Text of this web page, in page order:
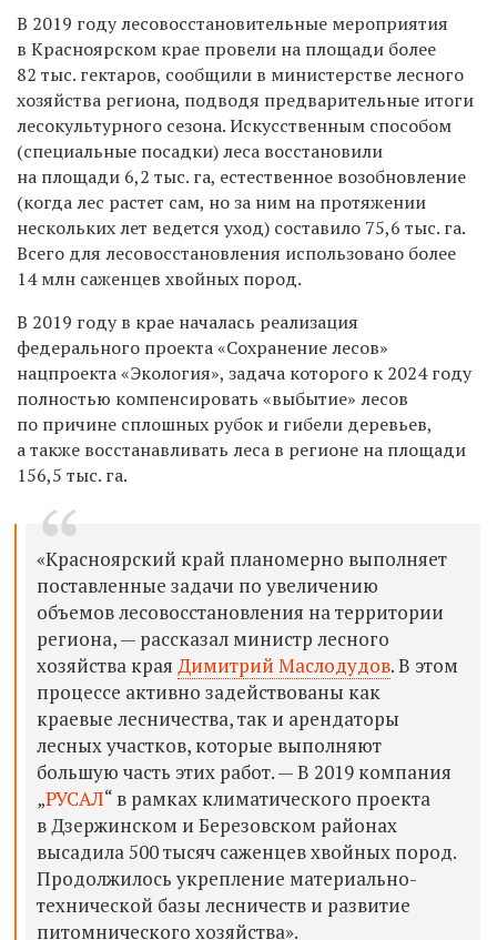
В 2019 году лесовосстановительные мероприятия
в Красноярском крае провели на площади более
82 тыс. гектаров, сообщили в министерстве лесного
хозяйства региона, подводя предварительные итоги
лесокультурного сезона. Искусственным способом
(специальные посадки) леса восстановили
на площади 6,2 тыс. га, естественное возобновление
(когда лес растет сам, но за ним на протяжении
нескольких лет ведется уход) составило 75,6 тыс. га.
Всего для лесовосстановления использовано более
14 млн саженцев хвойных пород.
В 2019 году в крае началась реализация
федерального проекта «Сохранение лесов»
нацпроекта «Экология», задача которого к 2024 году
полностью компенсировать «выбытие» лесов
по причине сплошных рубок и гибели деревьев,
а также восстанавливать леса в регионе на площади
156,5 тыс. га.
«Красноярский край планомерно выполняет
поставленные задачи по увеличению
объемов лесовосстановления на территории
региона, — рассказал министр лесного
хозяйства края Димитрий Маслодудов. В этом
процессе активно задействованы как
краевые лесничества, так и арендаторы
лесных участков, которые выполняют
большую часть этих работ. — В 2019 компания
„РУСАЛ“ в рамках климатического проекта
в Дзержинском и Березовском районах
высадила 500 тысяч саженцев хвойных пород.
Продолжилось укрепление материально-
технической базы лесничеств и развитие
питомнического хозяйства».